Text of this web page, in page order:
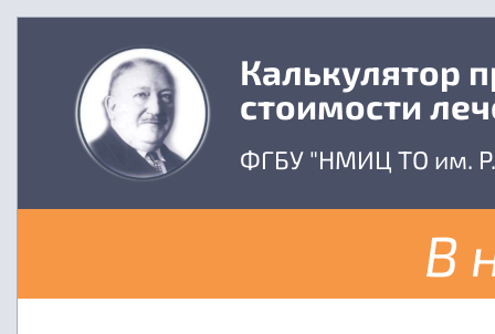
Калькулятор
стоимости
ФГБУ "НМИЦ ТО им.
В